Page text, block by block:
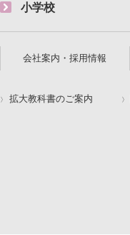
小学校
会社案内・採用情報
拡大教科書のご案内